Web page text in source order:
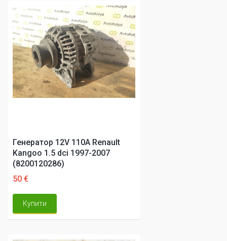
Генератор 12V 110A Renault
Kangoo 1.5 dci 1997-2007
(8200120286)
50 €
Купити